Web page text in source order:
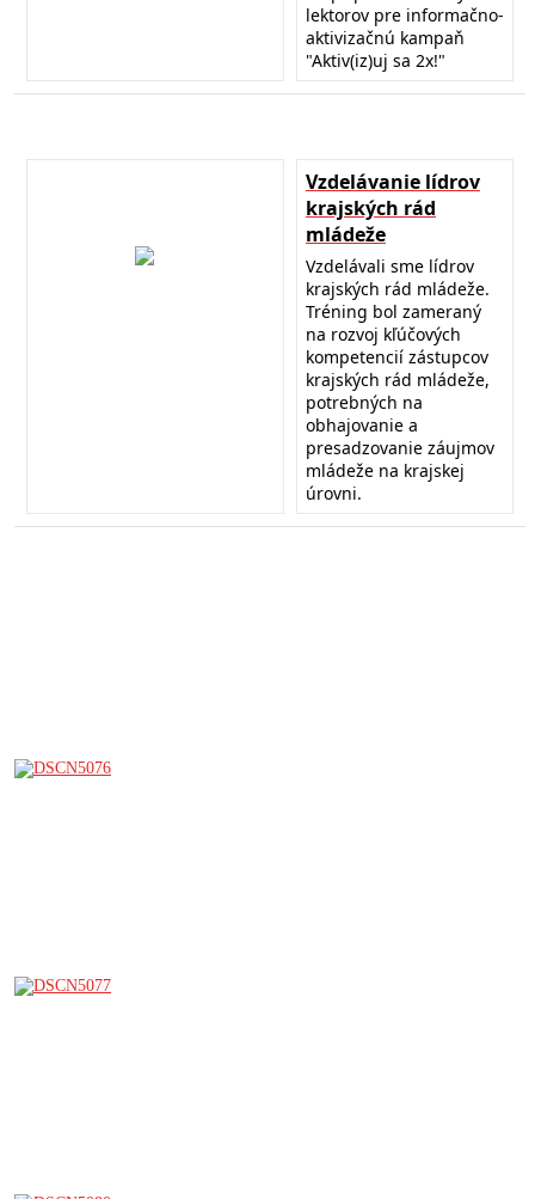
lektorov pre informačno-
aktivizačnú kampaň
"Aktiv(iz)uj sa 2x!"
Vzdelávanie lídrov
krajských rád
mládeže
Vzdelávali sme lídrov
krajských rád mládeže.
Tréning bol zameraný
na rozvoj kľúčových
kompetencií zástupcov
krajských rád mládeže,
potrebných na
obhajovanie a
presadzovanie záujmov
mládeže na krajskej
úrovni.